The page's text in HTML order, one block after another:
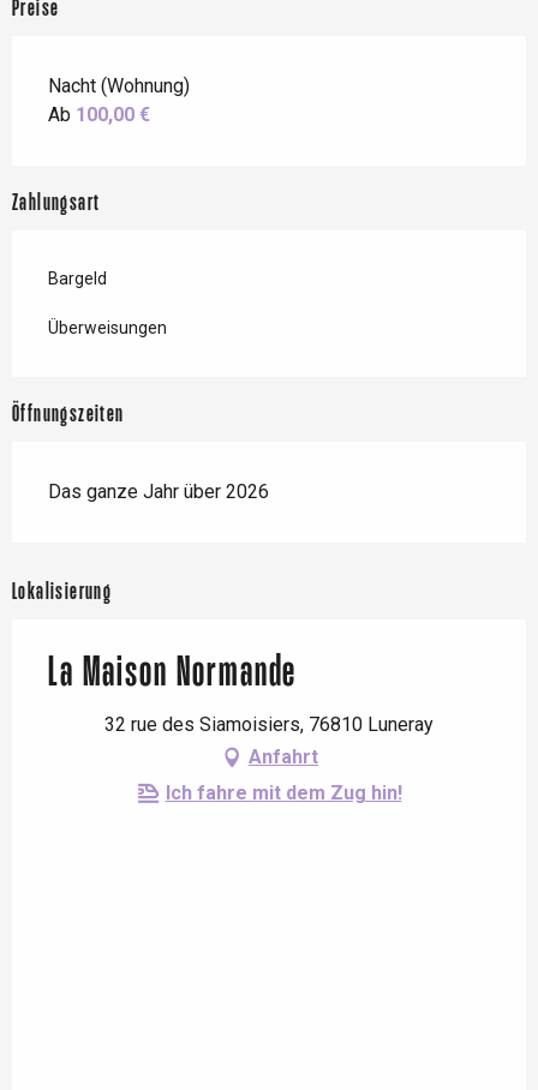
Preise
Nacht (Wohnung)
Ab 100,00 €
Zahlungsart
Bargeld
Überweisungen
Öffnungszeiten
Das ganze Jahr über 2026
Lokalisierung
La Maison Normande
32 rue des Siamoisiers, 76810 Luneray
Anfahrt
Ich fahre mit dem Zug hin!